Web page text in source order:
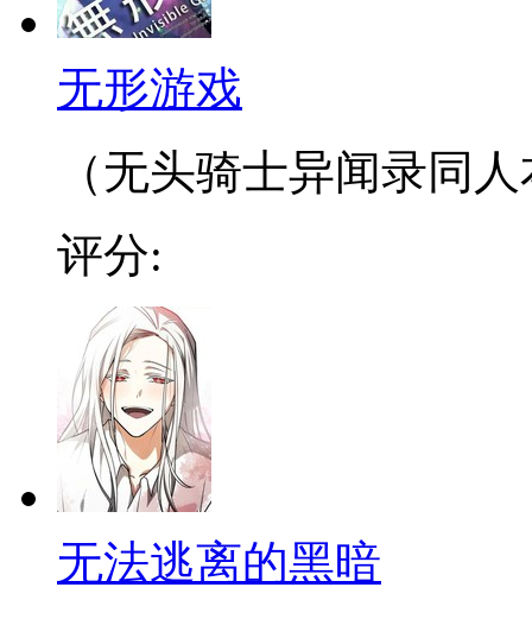
无形游戏
（无头骑士异闻录同
评分:
无法逃离的黑暗